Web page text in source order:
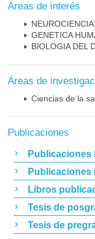
Áreas de interés
GENETICA
BIOLOGIA DEL
Áreas de
Ciencias de la
Publicaciones
Publicaciones
Publicaciones
Libros
Tesis de
Tesis de